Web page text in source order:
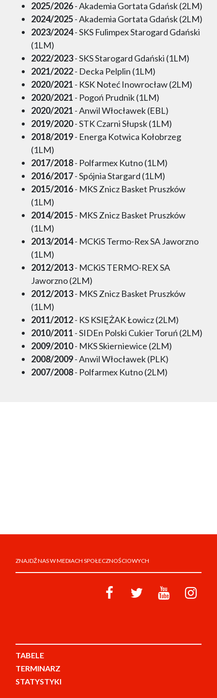
2025/2026- Akademia Gortata Gdańsk (2LM)
2024/2025- Akademia Gortata Gdańsk (2LM)
2023/2024- SKS Fulimpex Starogard Gdański
(1LM)
2022/2023- SKS Starogard Gdański (1LM)
2021/2022- Decka Pelplin (1LM)
2020/2021 - KSK Noteć Inowrocław (2LM)
2020/2021 - Pogoń Prudnik (1LM)
2020/2021 - Anwil Włocławek (EBL)
2019/2020- STK Czarni Słupsk (1LM)
2018/2019- Energa Kotwica Kołobrzeg
(1LM)
2017/2018- Polfarmex Kutno (1LM)
2016/2017- Spójnia Stargard (1LM)
2015/2016- MKS Znicz Basket Pruszków
(1LM)
2014/2015- MKS Znicz Basket Pruszków
(1LM)
2013/2014- MCKiS Termo-Rex SA Jaworzno
(1LM)
2012/2013- MCKiS TERMO-REX SA
Jaworzno (2LM)
2012/2013- MKS Znicz Basket Pruszków
(1LM)
2011/2012- KS KSIĘŻAK Łowicz (2LM)
2010/2011 - SIDEn Polski Cukier Toruń (2LM)
2009/2010- MKS Skierniewice (2LM)
2008/2009- Anwil Włocławek (PLK)
2007/2008- Polfarmex Kutno (2LM)
ZNAJDŹ NAS W MEDIACH SPOŁECZNOŚCIOWYCH
TABELE
TERMINARZ
STATYSTYKI